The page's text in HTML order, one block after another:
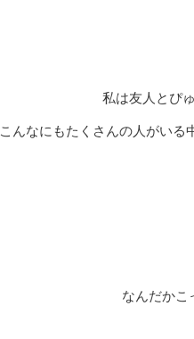
私は友人とぴ
こんなにもたくさんの人がいる
なんだかこ